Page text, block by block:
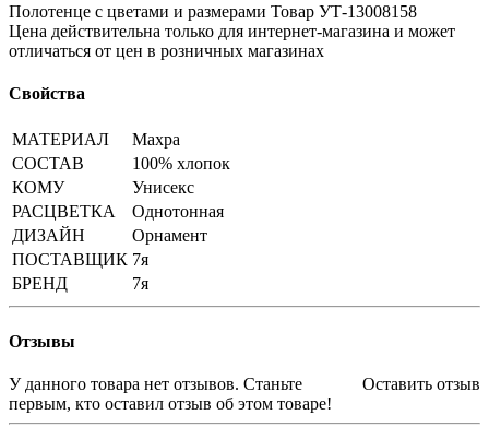
Полотенце с цветами и размерами Товар УТ-13008158
Цена действительна только для интернет-магазина и может
отличаться от цен в розничных магазинах
Свойства
МАТЕРИАЛ
Махра
СОСТАВ
100% хлопок
КОМУ
Унисекс
РАСЦВЕТКА
Однотонная
ДИЗАЙН
Орнамент
ПОСТАВЩИК 7я
БРЕНД
7я
Отзывы
Оставить отзыв
У данного товара нет отзывов. Станьте
первым, кто оставил отзыв об этом товаре!